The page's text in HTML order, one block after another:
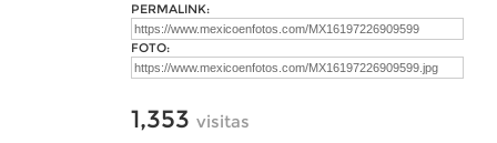
PERMALINK:
FOTO:
1,353 visitas